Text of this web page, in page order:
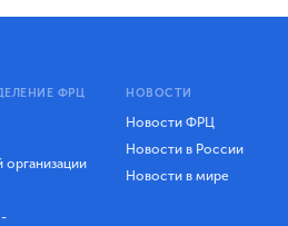
ФРЦ
НОВОСТИ
Новости ФРЦ
Новости в России
Новости в мире